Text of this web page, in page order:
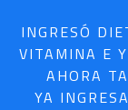
INGRESÓ
VITAMINA E
AHORA
YA